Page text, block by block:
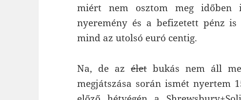
miért nem osztom meg időben
nyeremény és a befizetett pénz
mind az utolsó euró centig.
Na, de az életbukás nem áll
megjátszása során ismét nyertem